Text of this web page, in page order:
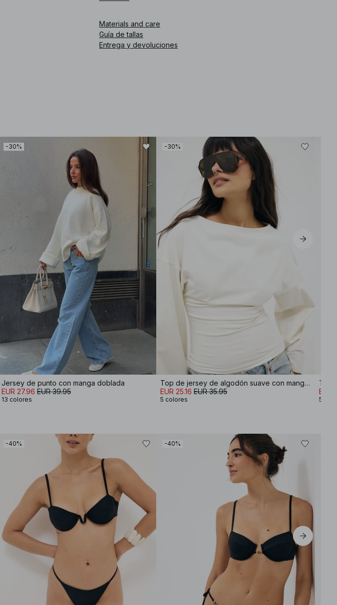
Materials and care
Guía de tallas
Entrega y devoluciones
-30%
Jersey de punto con manga doblada
EUR 27.96 EUR 39.95
13 colores
-30%
Top de jersey de algodón suave con mangas anchas
EUR 25.16 EUR 35.95
5 colores
EUR
5
-40% -40%